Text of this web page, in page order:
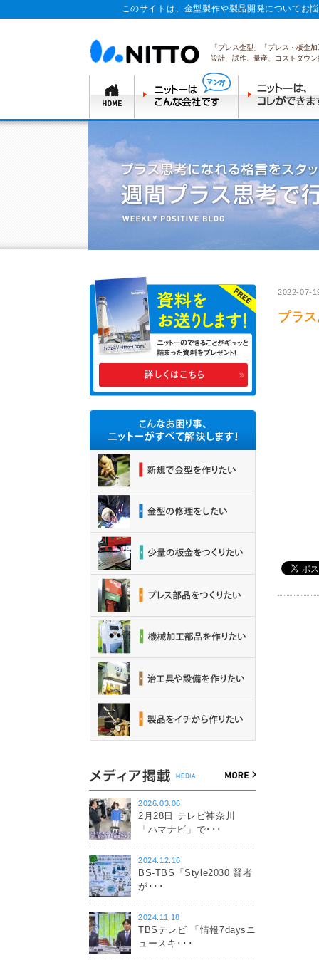
このサイトは、金型製作や製品開発についてお
「プレス金型」「プレス・板金
設計、試作、量産、コストダウ
2022-07-
プラ
2026.03.06
2月28日 テレビ神奈川
「ハマナビ」で･･･
2024.12.16
BS-TBS「Style2030 賢者
が･･･
2024.11.18
TBSテレビ 「情報7daysニ
ュースキ･･･